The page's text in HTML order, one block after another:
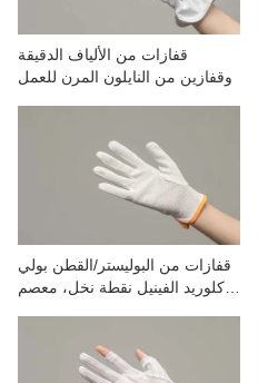
قفازات من الألياف الدقيقة
وقفازين من النايلون المرن للعمل
قفازات من البوليستر/القطن بولي
كلوريد الفينيل نقطة نخل، معصم